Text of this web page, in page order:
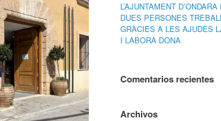
L’AJUNTAMENT
DUES PERSONES
GRÀCIES A LES AJUDES
I LABORA DONA
Comentarios recientes
Archivos